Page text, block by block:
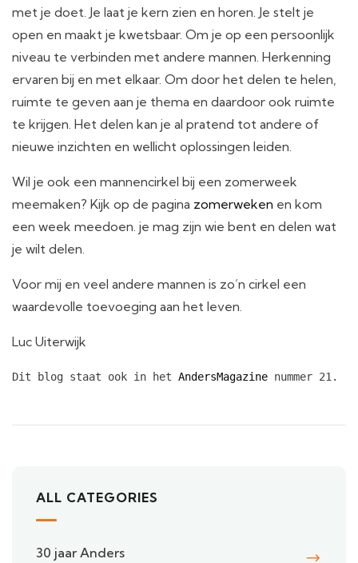
met je doet. Je laat je kern zien en horen. Je stelt je
open en maakt je kwetsbaar. Om je op een persoonlijk
niveau te verbinden met andere mannen. Herkenning
ervaren bij en met elkaar. Om door het delen te helen,
ruimte te geven aan je thema en daardoor ook ruimte
te krijgen. Het delen kan je al pratend tot andere of
nieuwe inzichten en wellicht oplossingen leiden.
Wil je ook een mannencirkel bij een zomerweek
meemaken? Kijk op de pagina zomerweken en kom
een week meedoen. je mag zijn wie bent en delen wat
je wilt delen.
Voor mij en veel andere mannen is zo’n cirkel een
waardevolle toevoeging aan het leven.
Luc Uiterwijk
Dit blog staat ook in het AndersMagazine nummer 21.
ALL CATEGORIES
30 jaar Anders